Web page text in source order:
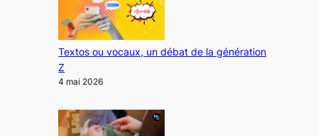
Textos ou vocaux, un débat de la génération
Z
4 mai 2026